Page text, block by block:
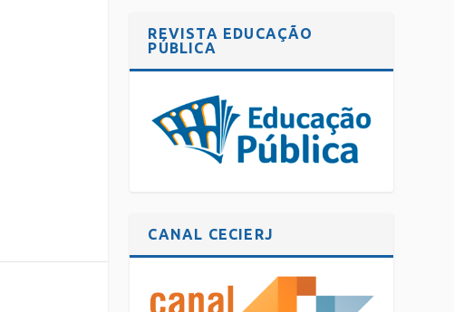
REVISTA EDUCAÇÃO
PÚBLICA
CANAL CECIERJ